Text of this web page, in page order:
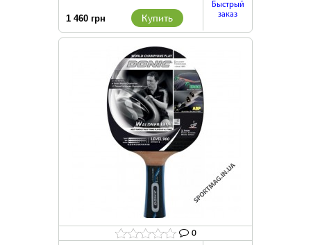
1 460 грн Купить
Быстрый
заказ
0